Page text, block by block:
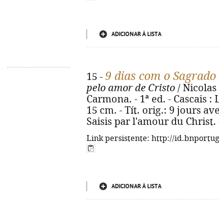
ADICIONAR À LISTA
15 - 9 dias com o Sagrado
pelo amor de Cristo / Nicolas
Carmona. - 1ª ed. - Cascais
15 cm. - Tít. orig.: 9 jours
Saisis par l'amour du Christ.
Link persistente: http://
ADICIONAR À LISTA